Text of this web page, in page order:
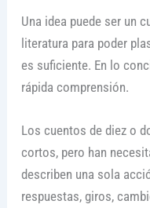
Una idea puede ser un
literatura para poder
es suficiente. En lo
rápida comprensión.
Los cuentos de diez o
cortos, pero han
describen una sola
respuestas, giros,